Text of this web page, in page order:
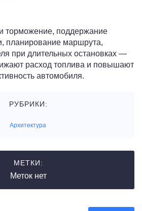
торможение, поддержание
планирование маршрута,
при длительных остановках —
расход топлива и повышают
автомобиля.
РУБРИКИ:
Архитектура
МЕТКИ:
Меток нет